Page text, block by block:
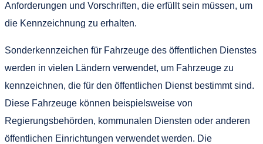
Anforderungen und Vorschriften, die erfüllt sein müssen, um
die Kennzeichnung zu erhalten.
Sonderkennzeichen für Fahrzeuge des öffentlichen Dienstes
werden in vielen Ländern verwendet, um Fahrzeuge zu
kennzeichnen, die für den öffentlichen Dienst bestimmt sind.
Diese Fahrzeuge können beispielsweise von
Regierungsbehörden, kommunalen Diensten oder anderen
öffentlichen Einrichtungen verwendet werden. Die